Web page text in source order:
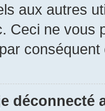
aux autres
Ceci ne vous
conséquent
déconnecté